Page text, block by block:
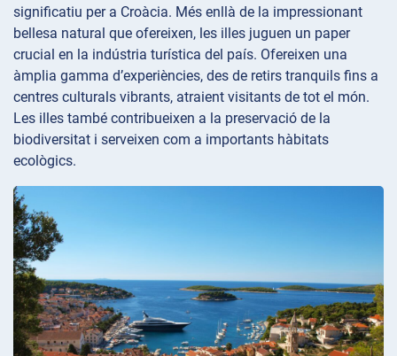
significatiu per a Croàcia. Més enllà de la impressionant
bellesa natural que ofereixen, les illes juguen un paper
crucial en la indústria turística del país. Ofereixen una
àmplia gamma d’experiències, des de retirs tranquils fins a
centres culturals vibrants, atraient visitants de tot el món.
Les illes també contribueixen a la preservació de la
biodiversitat i serveixen com a importants hàbitats
ecològics.